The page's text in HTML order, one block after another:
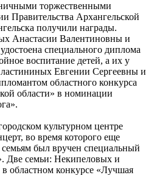
торжественными
Правительства Архангельской
получили награды.
Анастасии Валентиновны и
специального диплома
воспитание детей, а их у
Евгении Сергеевны и
областного конкурса
области» в номинации
культурном центре
во время которого еще
был вручен специальный
Две семьи: Некипеловых и
областном конкурсе «Лучшая